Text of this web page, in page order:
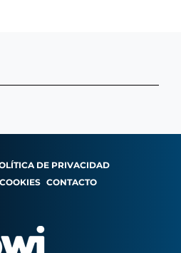
DE PRIVACIDAD
CONTACTO